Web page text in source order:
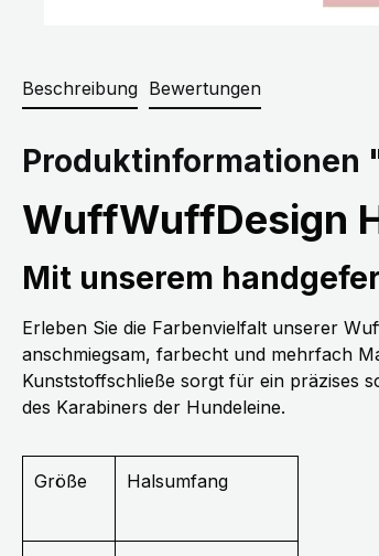
Beschreibung Bewertungen
Produktinformationen
WuffWuffDesign
Mit unserem
Erleben Sie die Farbenvielfalt unserer
anschmiegsam, farbecht und mehrfach
Kunststoffschließe sorgt für ein präzises
des Karabiners der Hundeleine.
Größe Halsumfang